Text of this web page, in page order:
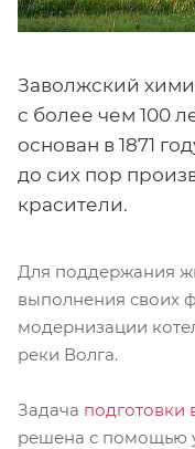
Заволжский
с более чем 100
основан в 1871
до сих пор
красители.
Для поддержания
выполнения своих
модернизации
реки Волга.
Задача подготовки
решена с помощью